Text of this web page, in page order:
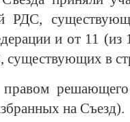
РДС,
и от 11
в
на Съезд).